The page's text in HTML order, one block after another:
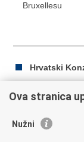
Bruxellesu
Hrvatski
Ispiši
Podijeli
Ova stranica
Nužni